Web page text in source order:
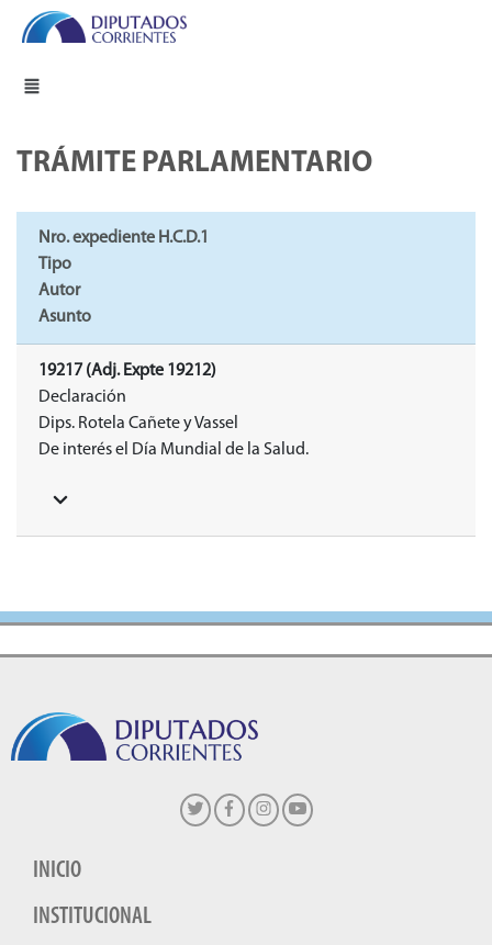
TRÁMITE PARLAMENTARIO
Nro. expediente H.C.D.1
Tipo
Autor
Asunto
19217 (Adj. Expte 19212)
Declaración
Dips. Rotela Cañete y Vassel
De interés el Día Mundial de la Salud.
INICIO
INSTITUCIONAL